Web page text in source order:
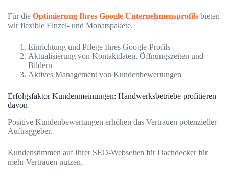
Für die Optimierung Ihres Google Unternehmensprofils bieten
wir flexible Einzel- und Monatspakete.
Einrichtung und Pflege Ihres Google-Profils
Aktualisierung von Kontaktdaten, Öffnungszeiten und
Bildern
Aktives Management von Kundenbewertungen
Erfolgsfaktor Kundenmeinungen: Handwerksbetriebe profitieren
davon
Positive Kundenbewertungen erhöhen das Vertrauen potenzieller
Auftraggeber.
Kundenstimmen auf Ihrer SEO-Webseiten für Dachdecker für
mehr Vertrauen nutzen.